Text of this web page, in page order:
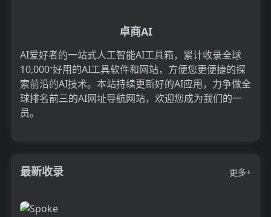
卓商AI
AI爱好者的一站式人工智能AI工具箱，累计收录全球
10,000⁺好用的AI工具软件和网站，方便您更便捷的探
索前沿的AI技术。本站持续更新好的AI应用，力争做全
球排名前三的AI网址导航网站，欢迎您成为我们的一
员。
最新收录 更多+